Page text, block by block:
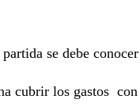
se debe
cubrir los gastos